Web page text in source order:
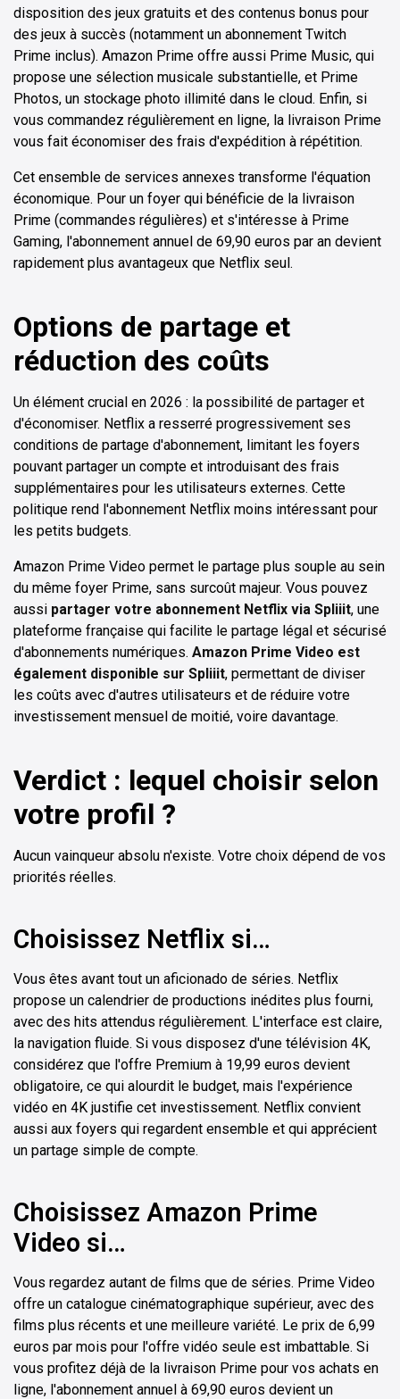
disposition des jeux gratuits et des contenus bonus pour
des jeux à succès (notamment un abonnement Twitch
Prime inclus). Amazon Prime offre aussi Prime Music, qui
propose une sélection musicale substantielle, et Prime
Photos, un stockage photo illimité dans le cloud. Enfin, si
vous commandez régulièrement en ligne, la livraison Prime
vous fait économiser des frais d'expédition à répétition.
Cet ensemble de services annexes transforme l'équation
économique. Pour un foyer qui bénéficie de la livraison
Prime (commandes régulières) et s'intéresse à Prime
Gaming, l'abonnement annuel de 69,90 euros par an devient
rapidement plus avantageux que Netflix seul.
Options de partage et
réduction des coûts
Un élément crucial en 2026 : la possibilité de partager et
d'économiser. Netflix a resserré progressivement ses
conditions de partage d'abonnement, limitant les foyers
pouvant partager un compte et introduisant des frais
supplémentaires pour les utilisateurs externes. Cette
politique rend l'abonnement Netflix moins intéressant pour
les petits budgets.
Amazon Prime Video permet le partage plus souple au sein
du même foyer Prime, sans surcoût majeur. Vous pouvez
aussi partager votre abonnement Netflix via Spliiit, une
plateforme française qui facilite le partage légal et sécurisé
d'abonnements numériques. Amazon Prime Video est
également disponible sur Spliiit, permettant de diviser
les coûts avec d'autres utilisateurs et de réduire votre
investissement mensuel de moitié, voire davantage.
Verdict : lequel choisir selon
votre profil ?
Aucun vainqueur absolu n'existe. Votre choix dépend de vos
priorités réelles.
Choisissez Netflix si…
Vous êtes avant tout un aficionado de séries. Netflix
propose un calendrier de productions inédites plus fourni,
avec des hits attendus régulièrement. L'interface est claire,
la navigation fluide. Si vous disposez d'une télévision 4K,
considérez que l'offre Premium à 19,99 euros devient
obligatoire, ce qui alourdit le budget, mais l'expérience
vidéo en 4K justifie cet investissement. Netflix convient
aussi aux foyers qui regardent ensemble et qui apprécient
un partage simple de compte.
Choisissez Amazon Prime
Video si…
Vous regardez autant de films que de séries. Prime Video
offre un catalogue cinématographique supérieur, avec des
films plus récents et une meilleure variété. Le prix de 6,99
euros par mois pour l'offre vidéo seule est imbattable. Si
vous profitez déjà de la livraison Prime pour vos achats en
ligne, l'abonnement annuel à 69,90 euros devient un